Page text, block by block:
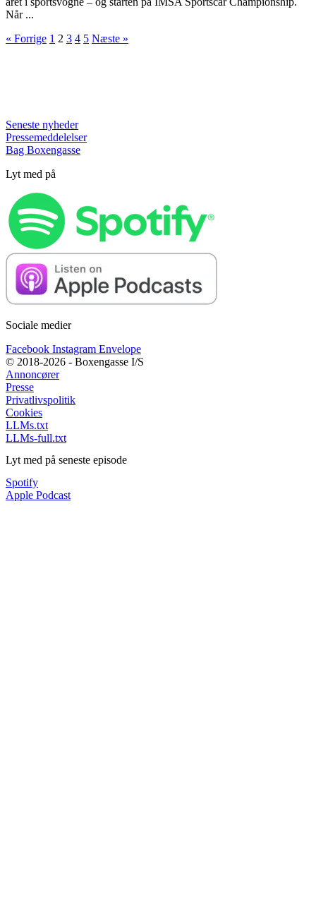
Når ...
« Forrige 1 2 3 4 5 Næste »
Seneste nyheder
Pressemeddelelser
Bag Boxengasse
Lyt med på
Sociale medier
Facebook Instagram Envelope
© 2018-2026 - Boxengasse I/S
Annoncører
Presse
Privatlivspolitik
Cookies
LLMs.txt
LLMs-full.txt
Lyt med på seneste episode
Spotify
Apple Podcast